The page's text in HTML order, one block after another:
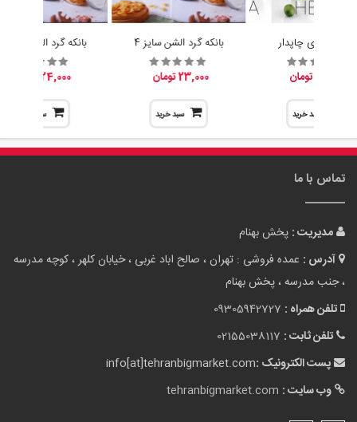
آبلیموخوری چاپدار
سبد خرید
بانکه گرد الشن سایز 4
23,000 تومان
سبد خرید
بانکه گرد الشن سایز 3
24,000 تومان
سبد خرید
تماس با ما
مدیریت : پخش بهنام
آدرس : عمده فروشی : تهران ، صالح اباد غربی ، خیابان کلهر ، کوچه مدرسه
، جنب مدرسه ، پخش بهنام
تلفن همراه : 09305942727
تلفن ثابت : 02155038117
پست الکترونیک :info[at]tehranbigmarket.com
وب سایت : tehranbigmarket.com